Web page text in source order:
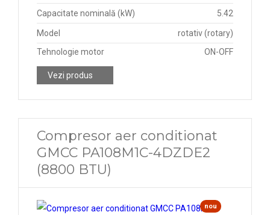
Capacitate nominală (kW) 5.42
Model
rotativ (rotary)
Tehnologie motor
ON-OFF
Vezi produs
Compresor aer conditionat
GMCC PA108M1C-4DZDE2
(8800 BTU)
nou